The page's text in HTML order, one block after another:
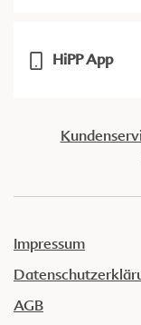
HiPP App
Impressum
AGB